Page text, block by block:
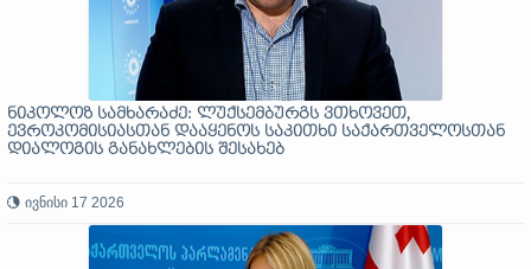
ნიკოლოზ სამხარაძე: ლუქსემბურგს ვთხოვეთ,
ევროკომისიასთან დააყენოს საკითხი საქართველოსთან
დიალოგის განახლების შესახებ
ივნისი 17 2026